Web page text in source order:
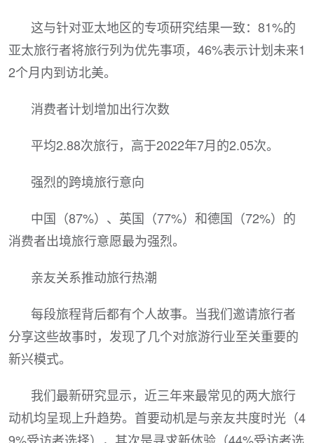
这与针对亚太地区的专项研究结果一致：81%的
亚太旅行者将旅行列为优先事项，46%表示计划未来1
2个月内到访北美。
消费者计划增加出行次数
平均2.88次旅行，高于2022年7月的2.05次。
强烈的跨境旅行意向
中国（87%）、英国（77%）和德国（72%）的
消费者出境旅行意愿最为强烈。
亲友关系推动旅行热潮
每段旅程背后都有个人故事。当我们邀请旅行者
分享这些故事时，发现了几个对旅游行业至关重要的
新兴模式。
我们最新研究显示，近三年来最常见的两大旅行
动机均呈现上升趋势。首要动机是与亲友共度时光（4